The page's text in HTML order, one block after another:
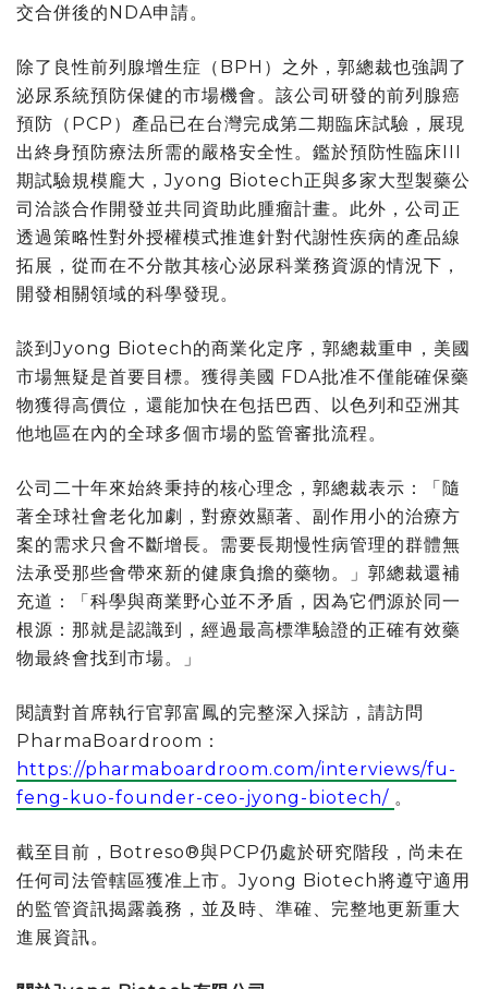
交合併後的NDA申請。
除了良性前列腺增生症（BPH）之外，郭總裁也強調了
泌尿系統預防保健的市場機會。該公司研發的前列腺癌
預防（PCP）產品已在台灣完成第二期臨床試驗，展現
出終身預防療法所需的嚴格安全性。鑑於預防性臨床III
期試驗規模龐大，Jyong Biotech正與多家大型製藥公
司洽談合作開發並共同資助此腫瘤計畫。此外，公司正
透過策略性對外授權模式推進針對代謝性疾病的產品線
拓展，從而在不分散其核心泌尿科業務資源的情況下，
開發相關領域的科學發現。
談到Jyong Biotech的商業化定序，郭總裁重申，美國
市場無疑是首要目標。獲得美國 FDA批准不僅能確保藥
物獲得高價位，還能加快在包括巴西、以色列和亞洲其
他地區在內的全球多個市場的監管審批流程。
公司二十年來始終秉持的核心理念，郭總裁表示：「隨
著全球社會老化加劇，對療效顯著、副作用小的治療方
案的需求只會不斷增長。需要長期慢性病管理的群體無
法承受那些會帶來新的健康負擔的藥物。」郭總裁還補
充道：
「科學與商業野心並不矛盾，因為它們源於同一
根源：那就是認識到，經過最高標準驗證的正確有效藥
物最終會找到市場。
」
閱讀對首席執行官郭富鳳的完整深入採訪，請訪問
PharmaBoardroom：
https://pharmaboardroom.com/interviews/fu-
feng-kuo-founder-ceo-jyong-biotech/ 。
截至目前，Botreso®與PCP仍處於研究階段，尚未在
任何司法管轄區獲准上市。Jyong Biotech將遵守適用
的監管資訊揭露義務，並及時、準確、完整地更新重大
進展資訊。